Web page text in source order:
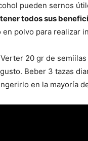
pueden sernos
todos sus
polvo para realizar
Verter 20 gr de
Beber 3 tazas
en la mayoría